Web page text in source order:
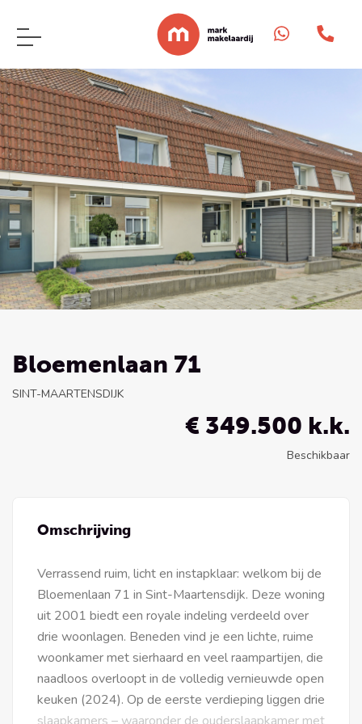
Bloemenlaan 71
SINT-MAARTENSDIJK
€ 349.500 k.k.
Beschikbaar
Omschrijving
Verrassend ruim, licht en instapklaar: welkom bij de
Bloemenlaan 71 in Sint-Maartensdijk. Deze woning
uit 2001 biedt een royale indeling verdeeld over
drie woonlagen. Beneden vind je een lichte, ruime
woonkamer met sierhaard en veel raampartijen, die
naadloos overloopt in de volledig vernieuwde open
keuken (2024). Op de eerste verdieping liggen drie